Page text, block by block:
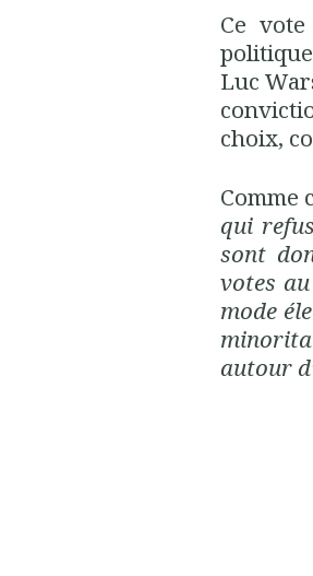
Ce
Luc
choix,
Comme
qui
sont
votes
mode
autour